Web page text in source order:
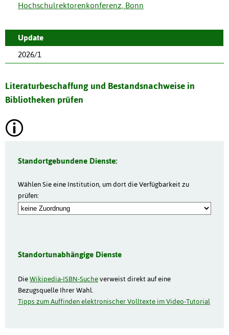
Hochschulrektorenkonferenz, Bonn
Update
2026/1
Literaturbeschaffung und Bestandsnachweise in
Bibliotheken prüfen
Standortgebundene Dienste:
Wählen Sie eine Institution, um dort die Verfügbarkeit zu
prüfen:
Standortunabhängige Dienste
DieWikipedia-ISBN-Sucheverweist direkt auf eine
Bezugsquelle Ihrer Wahl.
Tipps zum Auffinden elektronischer Volltexte im Video-Tutorial